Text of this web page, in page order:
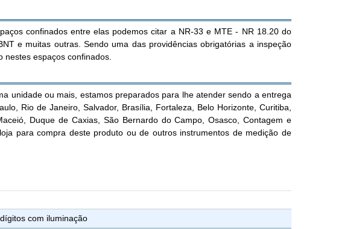
confinados entre elas podemos citar a NR-33 e MTE - NR 18.20 do
e muitas outras. Sendo uma das providências obrigatórias a inspeção
espaços confinados.
unidade ou mais, estamos preparados para lhe atender sendo a entrega
Rio de Janeiro, Salvador, Brasília, Fortaleza, Belo Horizonte, Curitiba,
Duque de Caxias, São Bernardo do Campo, Osasco, Contagem e
para compra deste produto ou de outros instrumentos de medição de
com iluminação